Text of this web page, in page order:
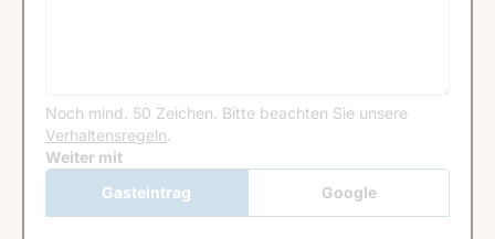
Noch mind. 50 Zeichen. Bitte beachten Sie unsere
Verhaltensregeln.
Google Recaptcha
Weiter mit
Gasteintrag
Google
Anmeldung